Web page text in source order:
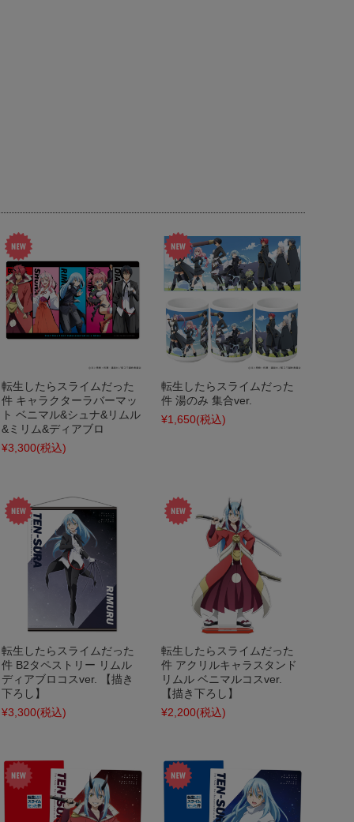
転生したらスライムだった
件 キャラクターラバーマッ
ト ベニマル&シュナ&リムル
&ミリム&ディアブロ
¥3,300(税込)
転生したらスライムだった
件 湯のみ 集合ver.
¥1,650(税込)
転生したらスライムだった
件 B2タペストリー リムル
ディアブロコスver. 【描き
下ろし】
¥3,300(税込)
転生したらスライムだった
件 アクリルキャラスタンド
リムル ベニマルコスver.
【描き下ろし】
¥2,200(税込)